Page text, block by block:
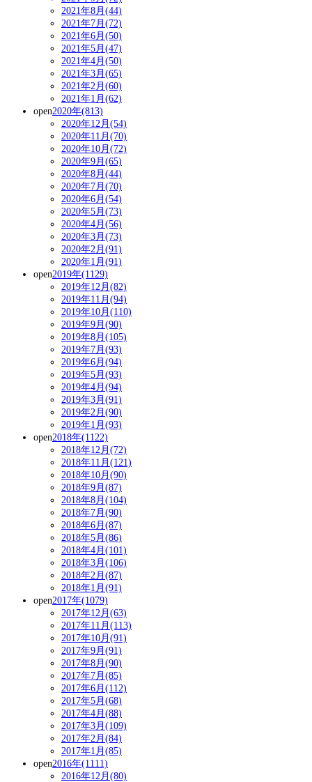
2021年8月(44)
2021年7月(72)
2021年6月(50)
2021年5月(47)
2021年4月(50)
2021年3月(65)
2021年2月(60)
2021年1月(62)
open2020年(813)
2020年12月(54)
2020年11月(70)
2020年10月(72)
2020年9月(65)
2020年8月(44)
2020年7月(70)
2020年6月(54)
2020年5月(73)
2020年4月(56)
2020年3月(73)
2020年2月(91)
2020年1月(91)
open2019年(1129)
2019年12月(82)
2019年11月(94)
2019年10月(110)
2019年9月(90)
2019年8月(105)
2019年7月(93)
2019年6月(94)
2019年5月(93)
2019年4月(94)
2019年3月(91)
2019年2月(90)
2019年1月(93)
open2018年(1122)
2018年12月(72)
2018年11月(121)
2018年10月(90)
2018年9月(87)
2018年8月(104)
2018年7月(90)
2018年6月(87)
2018年5月(86)
2018年4月(101)
2018年3月(106)
2018年2月(87)
2018年1月(91)
open2017年(1079)
2017年12月(63)
2017年11月(113)
2017年10月(91)
2017年9月(91)
2017年8月(90)
2017年7月(85)
2017年6月(112)
2017年5月(68)
2017年4月(88)
2017年3月(109)
2017年2月(84)
2017年1月(85)
open2016年(1111)
2016年12月(80)